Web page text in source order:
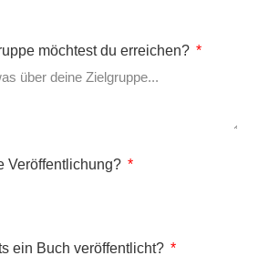
möchtest du erreichen?
Veröffentlichung?
ein Buch veröffentlicht?